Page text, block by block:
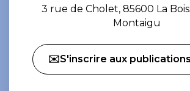
3 rue de Cholet, 85600 La
Montaigu
✉️S'inscrire aux